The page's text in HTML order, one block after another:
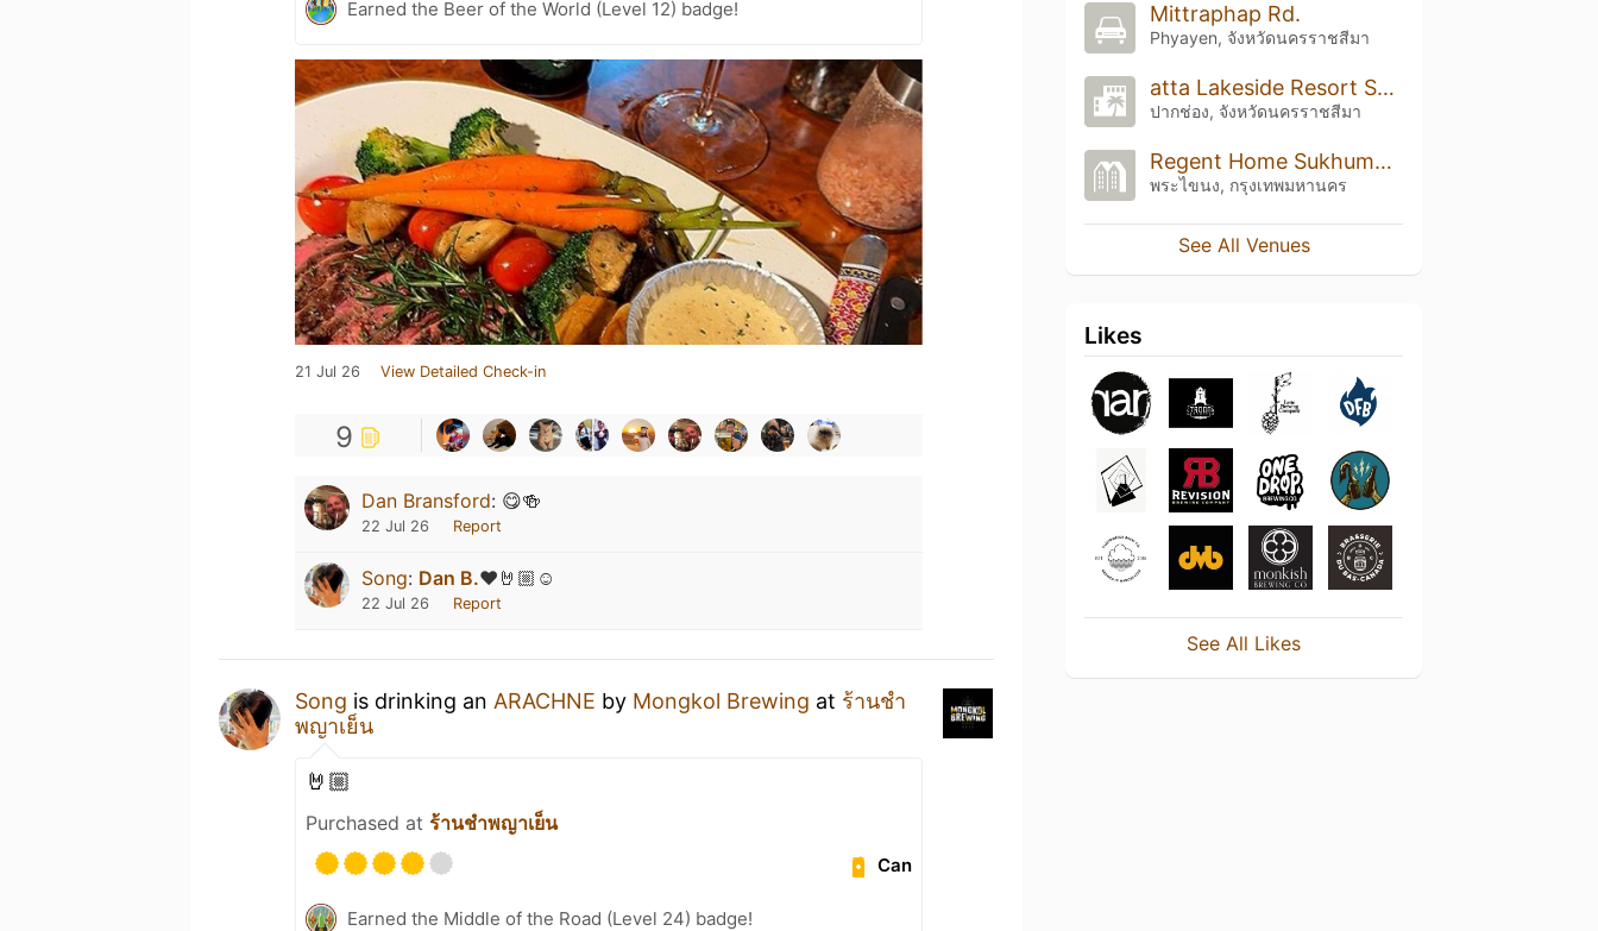
Earned the Beer of the World (Level 12) badge!
21 Jul 26 View Detailed Check-in
9
Dan Bransford: 😋🍻
22 Jul 26 Report
Song: Dan B.❤️🤘🏼☺️
22 Jul 26 Report
Song is drinking an ARACHNE by Mongkol Brewing at ร้านชำ
พญาเย็น
🤘🏼
Purchased at ร้านชำพญาเย็น
Can
Earned the Middle of the Road (Level 24) badge!
Mittraphap Rd.
Phyayen, จังหวัดนครราชสีมา
atta Lakeside Resort Suite (อัตตา เลคไซด์ รีสอร์ท สวีต)
ปากช่อง, จังหวัดนครราชสีมา
Regent Home Sukhumvit 97/1 (รีเจ้นท์โฮม สุขุมวิท 97/1)
พระไขนง, กรุงเทพมหานคร
See All Venues
Likes
See All Likes